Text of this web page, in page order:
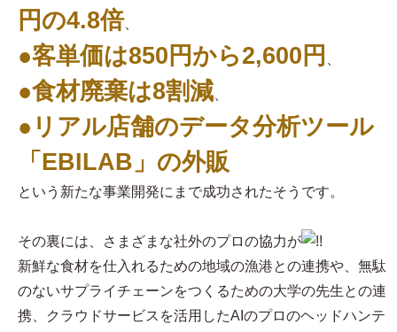
円の4.8倍、
●客単価は850円から2,600円
●食材廃棄は8割減
●リアル店舗のデータ分析ツール
「EBILAB」の外販
という新たな事業開発にまで成功されたそうです。
その裏には、さまざまな社外のプロの協力が
新鮮な食材を仕入れるための地域の漁港との連携や、無駄
のないサプライチェーンをつくるための大学の先生との連
携、クラウドサービスを活用したAIのプロのヘッドハンテ